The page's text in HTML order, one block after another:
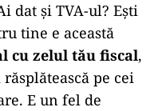
dat și TVA-ul? Ești
tine e această
cu zelul tău fiscal,
pe cei
E un fel de